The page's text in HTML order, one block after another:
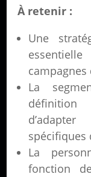
À retenir :
Une
La
spécifiques
La
fonction